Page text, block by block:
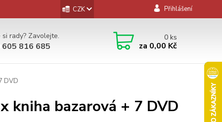
CZK Přihlášení
si rady? Zavolejte.
605 816 685
0ks
za 0,00 Kč
DVD
kniha bazarová + 7 DVD